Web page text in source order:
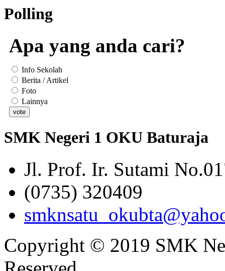
Polling
Apa yang anda cari?
Info Sekolah
Berita / Artikel
Foto
Lainnya
SMK Negeri 1 OKU Baturaja
Jl. Prof. Ir. Sutami
(0735) 320409
Copyright © 2019 SMK